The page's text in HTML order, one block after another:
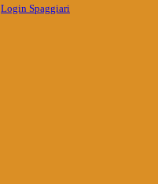
Login Spaggiari